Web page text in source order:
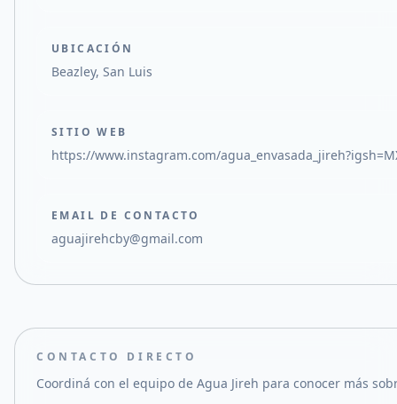
UBICACIÓN
Beazley, San Luis
SITIO WEB
https://www.instagram.com/
EMAIL DE CONTACTO
aguajirehcby@gmail.com
CONTACTO DIRECTO
Coordiná con el equipo de Agua Jireh para conocer más